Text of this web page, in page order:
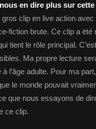
en dire plus sur
gros clip en live action
fiction brute. Ce clip a été
tient le rôle principal.
Ma propre lecture
l’âge adulte. Pour ma
le monde pouvait
que nous essayons de
ce clip.